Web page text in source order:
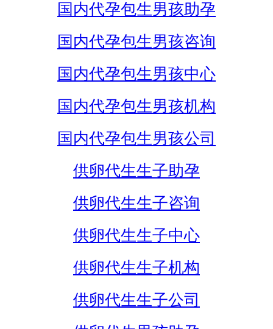
国内代孕包生男孩助孕
国内代孕包生男孩咨询
国内代孕包生男孩中心
国内代孕包生男孩机构
国内代孕包生男孩公司
供卵代生生子助孕
供卵代生生子咨询
供卵代生生子中心
供卵代生生子机构
供卵代生生子公司